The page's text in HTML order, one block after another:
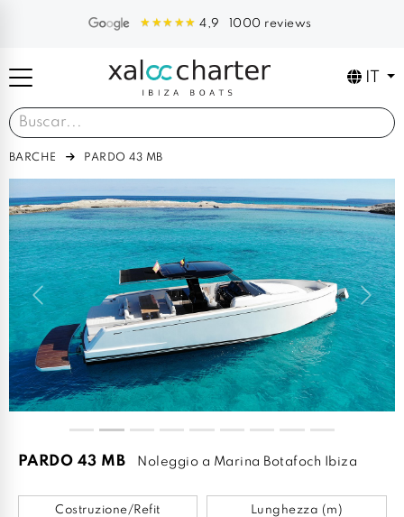
4,9 1000 reviews
IT
BARCHE PARDO 43 MB
Previous Next
PARDO 43 MB Noleggio a Marina Botafoch Ibiza
Costruzione/Refit Lunghezza (m)